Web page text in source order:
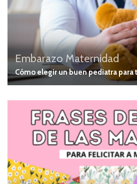
Embarazo Maternidad
Cómo elegir un buen pediatra para